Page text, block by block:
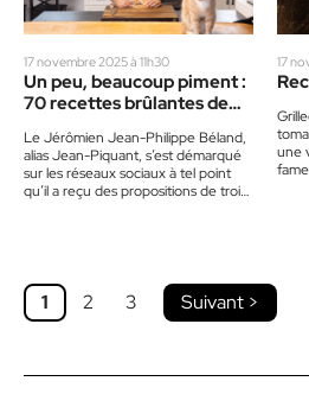
17 novembre 2025 à 11h30
Un peu, beaucoup piment :
70 recettes brûlantes de
Le Jérômien Jean-Philippe Béland,
alias Jean-Piquant, s’est démarqué
sur les réseaux sociaux à tel point
qu’il a reçu des propositions de trois
17
une
1 2 3 Suivant >